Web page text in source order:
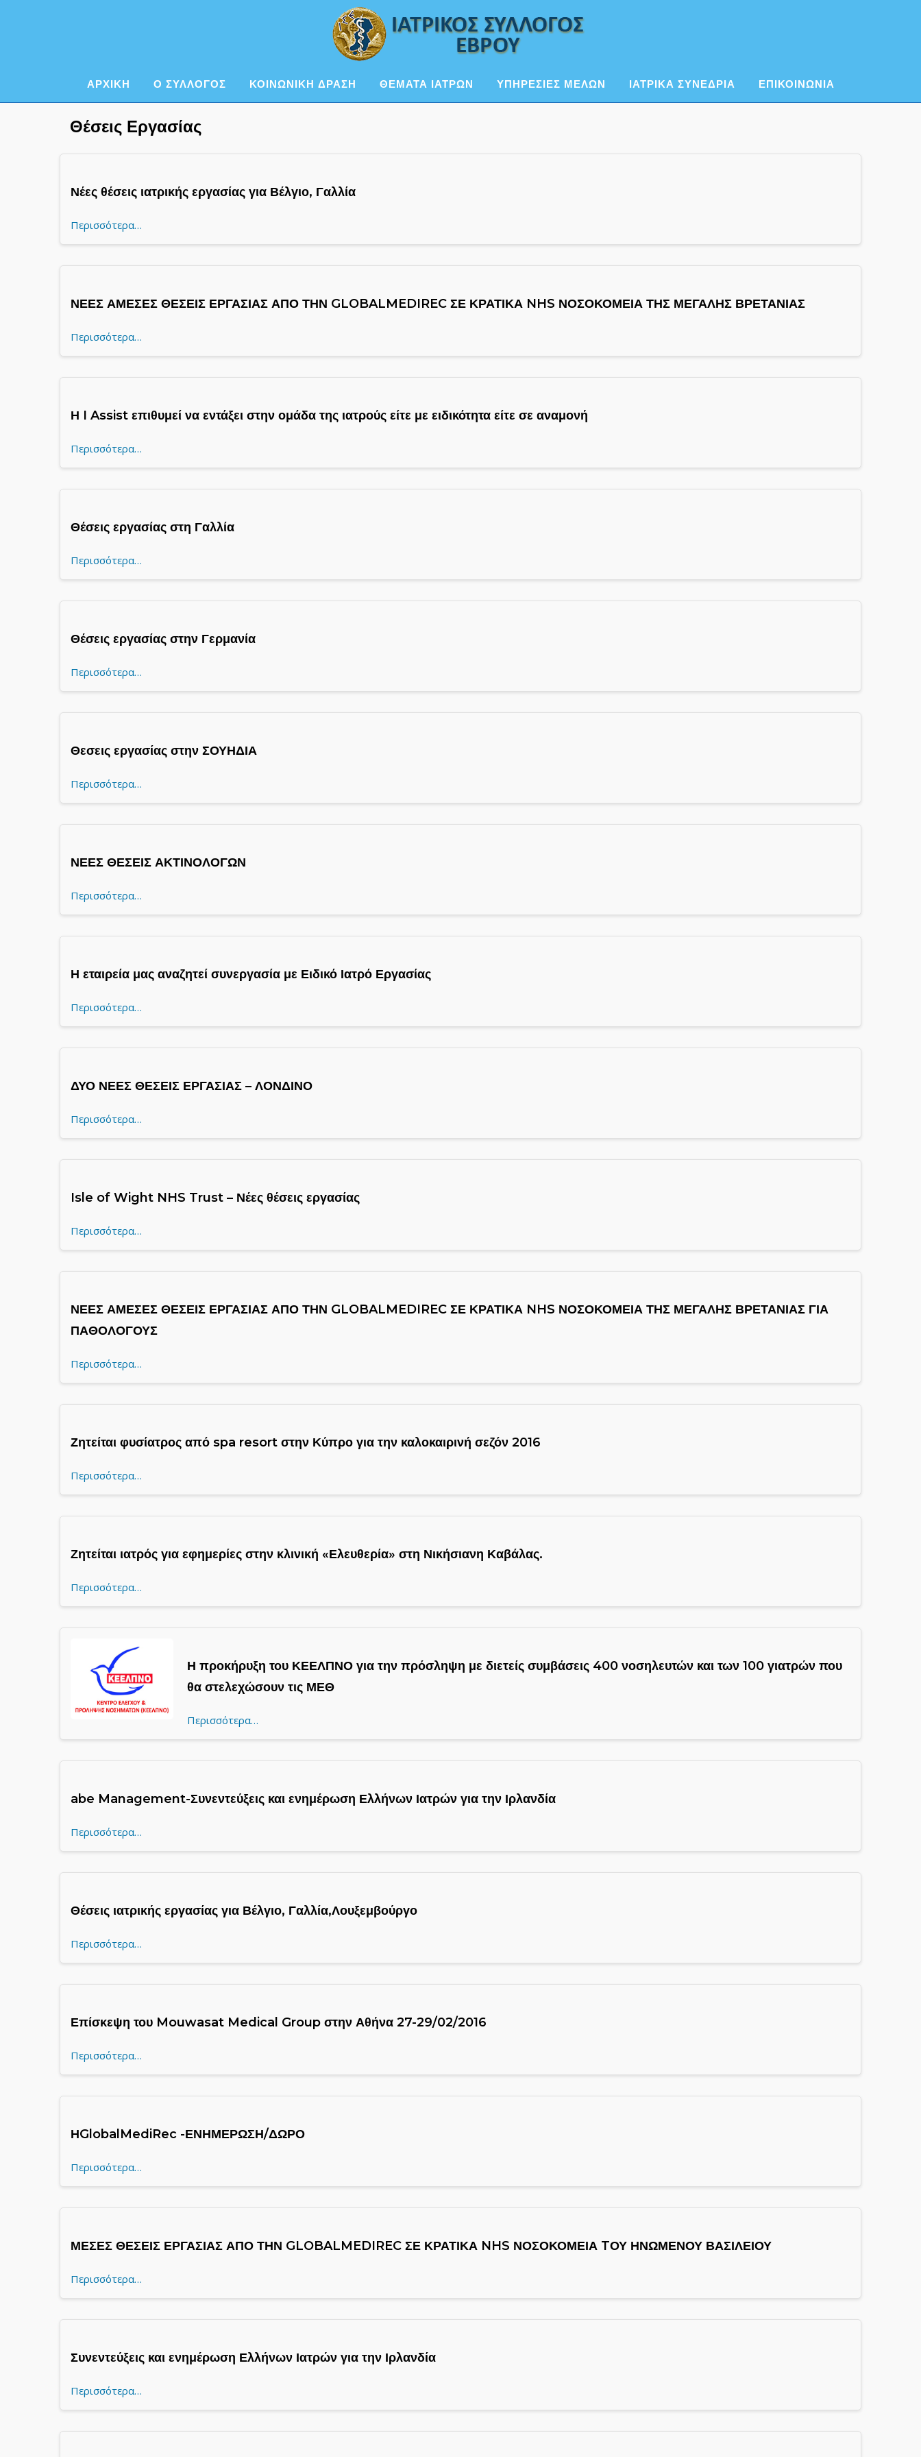
ΑΡΧΙΚΗ Ο ΣΥΛΛΟΓΟΣ ΚΟΙΝΩΝΙΚΗ ΔΡΑΣΗ ΘΕΜΑΤΑ ΙΑΤΡΩΝ ΥΠΗΡΕΣΙΕΣ ΜΕΛΩΝ ΙΑΤΡΙΚΑ ΣΥΝΕΔΡΙΑ ΕΠΙΚΟΙΝΩΝΙΑ
Θέσεις Εργασίας
Νέες θέσεις ιατρικής εργασίας για Βέλγιο, Γαλλία
Περισσότερα…
ΝΕΕΣ ΑΜΕΣΕΣ ΘΕΣΕΙΣ ΕΡΓΑΣΙΑΣ ΑΠΟ ΤΗΝ GLOBALMEDIREC ΣΕ ΚΡΑΤΙΚΑ NHS ΝΟΣΟΚΟΜΕΙΑ ΤΗΣ ΜΕΓΑΛΗΣ ΒΡΕΤΑΝΙΑΣ
Περισσότερα…
Η I Assist επιθυμεί να εντάξει στην ομάδα της ιατρούς είτε με ειδικότητα είτε σε αναμονή
Περισσότερα…
Θέσεις εργασίας στη Γαλλία
Περισσότερα…
Θέσεις εργασίας στην Γερμανία
Περισσότερα…
Θεσεις εργασίας στην ΣΟΥΗΔΙΑ
Περισσότερα…
ΝΕΕΣ ΘΕΣΕΙΣ ΑΚΤΙΝΟΛΟΓΩΝ
Περισσότερα…
Η εταιρεία μας αναζητεί συνεργασία με Ειδικό Ιατρό Εργασίας
Περισσότερα…
ΔΥΟ ΝΕΕΣ ΘΕΣΕΙΣ ΕΡΓΑΣΙΑΣ – ΛΟΝΔΙΝΟ
Περισσότερα…
Isle of Wight NHS Trust – Νέες θέσεις εργασίας
Περισσότερα…
ΝΕΕΣ ΑΜΕΣΕΣ ΘΕΣΕΙΣ ΕΡΓΑΣΙΑΣ ΑΠΟ ΤΗΝ GLOBALMEDIREC ΣΕ ΚΡΑΤΙΚΑ NHS ΝΟΣΟΚΟΜΕΙΑ ΤΗΣ ΜΕΓΑΛΗΣ ΒΡΕΤΑΝΙΑΣ ΓΙΑ
ΠΑΘΟΛΟΓΟΥΣ
Περισσότερα…
Ζητείται φυσίατρος από spa resort στην Κύπρο για την καλοκαιρινή σεζόν 2016
Περισσότερα…
Ζητείται ιατρός για εφημερίες στην κλινική «Ελευθερία» στη Νικήσιανη Καβάλας.
Περισσότερα…
Η προκήρυξη του ΚΕΕΛΠΝΟ για την πρόσληψη με διετείς συμβάσεις 400 νοσηλευτών και των 100 γιατρών που
θα στελεχώσουν τις ΜΕΘ
Περισσότερα…
abe Management-Συνεντεύξεις και ενημέρωση Ελλήνων Ιατρών για την Ιρλανδία
Περισσότερα…
Θέσεις ιατρικής εργασίας για Βέλγιο, Γαλλία,Λουξεμβούργο
Περισσότερα…
Επίσκεψη του Mouwasat Medical Group στην Αθήνα 27-29/02/2016
Περισσότερα…
ΗGlobalMediRec -ΕΝΗΜΕΡΩΣΗ/ΔΩΡΟ
Περισσότερα…
ΜΕΣΕΣ ΘΕΣΕΙΣ ΕΡΓΑΣΙΑΣ ΑΠΟ ΤΗΝ GLOBALMEDIREC ΣΕ ΚΡΑΤΙΚΑ NHS ΝΟΣΟΚΟΜΕΙΑ TΟΥ ΗΝΩΜΕΝΟΥ ΒΑΣΙΛΕΙΟΥ
Περισσότερα…
Συνεντεύξεις και ενημέρωση Ελλήνων Ιατρών για την Ιρλανδία
Περισσότερα…